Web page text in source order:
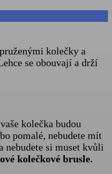
kolečky a
se obouvají a drží
kolečka budou
pomalé, nebudete mít
nebudete si muset kvůli
kolečkové brusle.